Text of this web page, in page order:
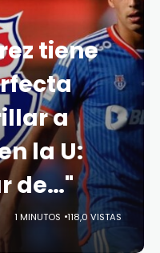
tiene
a
la U:
de…"
1 MINUTOS 118,0 VISTAS